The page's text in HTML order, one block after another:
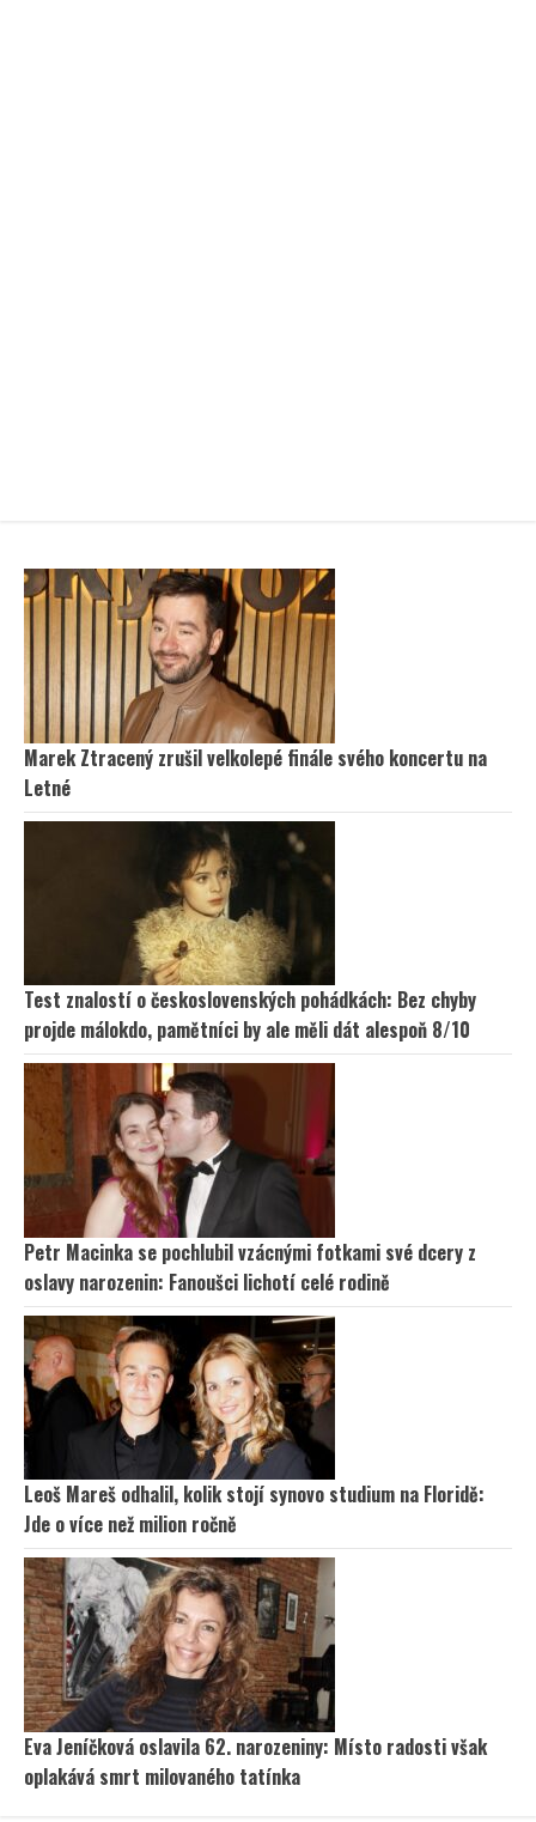
Marek Ztracený zrušil velkolepé finále svého koncertu na
Letné
Test znalostí o československých pohádkách: Bez chyby
projde málokdo, pamětníci by ale měli dát alespoň 8/10
Petr Macinka se pochlubil vzácnými fotkami své dcery z
oslavy narozenin: Fanoušci lichotí celé rodině
Leoš Mareš odhalil, kolik stojí synovo studium na Floridě:
Jde o více než milion ročně
Eva Jeníčková oslavila 62. narozeniny: Místo radosti však
oplakává smrt milovaného tatínka